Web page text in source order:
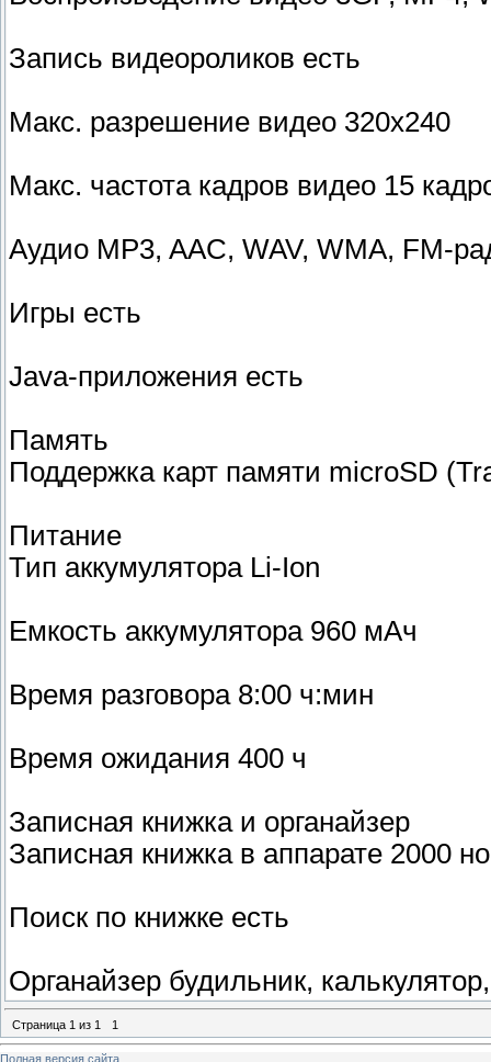
Запись видеороликов есть
Макс. разрешение видео 320x240
Макс. частота кадров видео 15
Аудио MP3, AAC, WAV, WMA, FM-
Игры есть
Java-приложения есть
Память
Поддержка карт памяти microSD
Питание
Тип аккумулятора Li-Ion
Емкость аккумулятора 960 мАч
Время разговора 8:00 ч:мин
Время ожидания 400 ч
Записная книжка и органайзер
Записная книжка в аппарате 2000
Поиск по книжке есть
Органайзер будильник,
Страница 1 из 1 1
Полная версия сайта